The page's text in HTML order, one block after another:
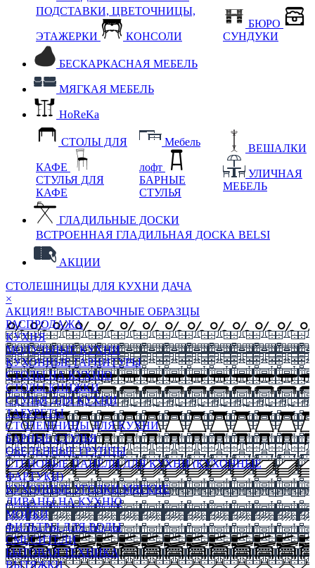
ПОДСТАВКИ, ЦВЕТОЧНИЦЫ,
ЭТАЖЕРКИ КОНСОЛИ
БЮРО
СУНДУКИ
БЕСКАРКАСНАЯ МЕБЕЛЬ
МЯГКАЯ МЕБЕЛЬ
HoReKa
СТОЛЫ ДЛЯ
КАФЕ
СТУЛЬЯ ДЛЯ
КАФЕ
Мебель
лофт
БАРНЫЕ
СТУЛЬЯ
ВЕШАЛКИ
УЛИЧНАЯ
МЕБЕЛЬ
ГЛАДИЛЬНЫЕ ДОСКИ
ВСТРОЕННАЯ ГЛАДИЛЬНАЯ ДОСКА BELSI
АКЦИИ
СТОЛЕШНИЦЫ ДЛЯ КУХНИ ДАЧА
×
АКЦИЯ!! ВЫСТАВОЧНЫЕ ОБРАЗЦЫ
РАСПРОДАЖА
КУХНЯ
МОДУЛЬНЫЕ КУХНИ
КУХОННЫЕ ГАРНИТУРЫ
СТОЛЫ НА КУХНЮ
СТОЛЫ КНИЖКИ
СТУЛЬЯ ДЛЯ КУХНИ
ТАБУРЕТЫ
СТОЛЕШНИЦЫ ДЛЯ КУХНИ
БАРНЫЕ СТУЛЬЯ
ОБЕДЕННЫЕ ГРУППЫ
СТЕНОВЫЕ ПАНЕЛИ ДЛЯ КУХНИ (КУХОННЫЕ
ФАРТУКИ)
КУХОННЫЕ УГОЛКИ МЯГКИЕ
ДИВАНЫ НА КУХНЮ
МОЙКИ
ФИЛЬТРЫ ДЛЯ ВОДЫ
СМЕСИТЕЛИ
БЫТОВАЯ ТЕХНИКА
ВЫТЯЖКИ